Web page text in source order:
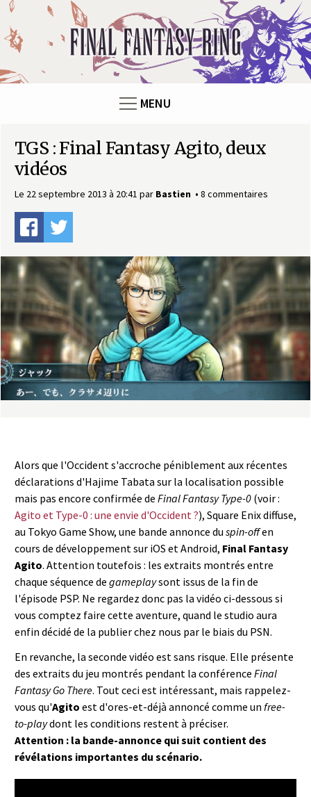
F
n
n
t
a
s
y
MENU
TGS : Final Fantasy Agito, deux
vidéos
Le 22 septembre 2013 à 20:41 par Bastien 8 commentaires
Alors que l'Occident s'accroche péniblement aux récentes
déclarations d'Hajime Tabata sur la localisation possible
mais pas encore confirmée de Final Fantasy Type-0 (voir :
Agito et Type-0 : une envie d'Occident ?), Square Enix diffuse,
au Tokyo Game Show, une bande annonce du spin-offen
cours de développement sur iOS et Android, Final Fantasy
Agito. Attention toutefois : les extraits montrés entre
chaque séquence de gameplaysont issus de la fin de
l'épisode PSP. Ne regardez donc pas la vidéo ci-dessous si
vous comptez faire cette aventure, quand le studio aura
enfin décidé de la publier chez nous par le biais du PSN.
En revanche, la seconde vidéo est sans risque. Elle présente
des extraits du jeu montrés pendant la conférence Final
Fantasy Go There. Tout ceci est intéressant, mais rappelez-
vous qu'Agito est d'ores-et-déjà annoncé comme un free-
to-playdont les conditions restent à préciser.
Attention : la bande-annonce qui suit contient des
révélations importantes du scénario.
Panneau de gestion des cookies